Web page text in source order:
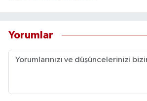
Yorumlar